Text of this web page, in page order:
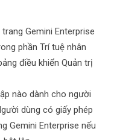
Gemini Enterprise
phần Trí tuệ nhân
điều khiển Quản trị
nào dành cho người
dùng có giấy phép
Gemini Enterprise nếu